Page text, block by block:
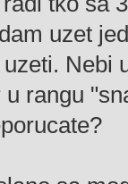
uzet
uzeti. Nebi
u rangu